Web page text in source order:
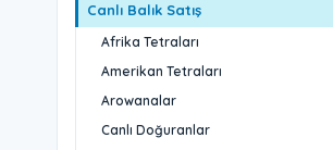
Canlı Balık Satış
Afrika Tetraları
Amerikan Tetraları
Arowanalar
Canlı Doğuranlar